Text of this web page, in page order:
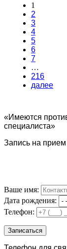
1
2
3
4
5
6
7
…
216
далее
«Имеются
специалиста»
Запись на прием
Ваше имя:
Дата рождения:
Телефон: